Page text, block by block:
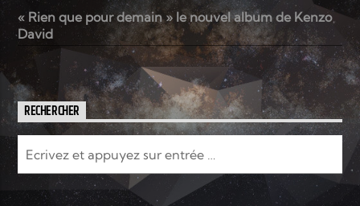
« Rien que pour demain » le nouvel album de Kenzo
David
RECHERCHER